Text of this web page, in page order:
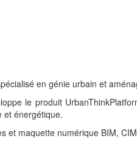
en génie urbain et
le produit
et énergétique.
et maquette numérique BIM,